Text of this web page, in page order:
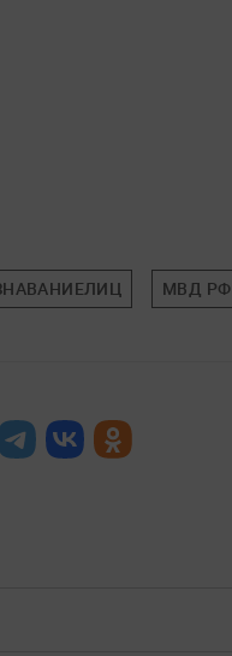
МВД РФ